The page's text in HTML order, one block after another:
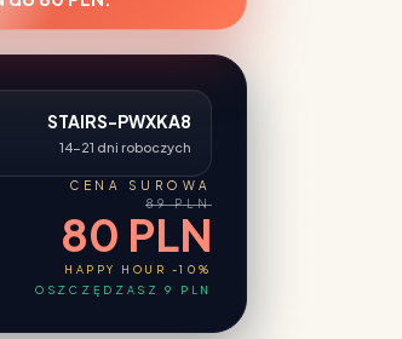
STAIRS-PWXKA8
14-21 dni roboczych
CENA SUROWA
89 PLN
80 PLN
HAPPY HOUR -10%
OSZCZĘDZASZ 9 PLN